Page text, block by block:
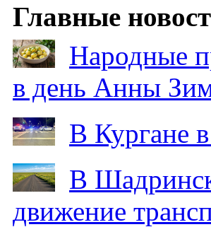
Главные
Народные
в день Анны
В Кургане
В
движение